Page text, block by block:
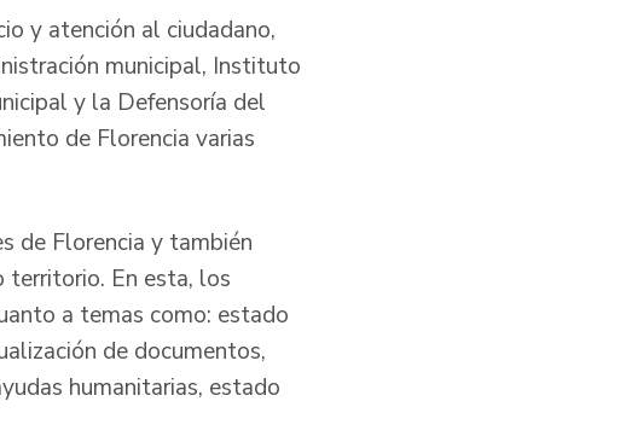
y atención al ciudadano,
municipal, Instituto
y la Defensoría del
de Florencia varias
de Florencia y también
territorio. En esta, los
a temas como: estado
de documentos,
humanitarias, estado